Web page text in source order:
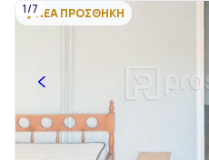
ΝΕΑ ΠΡΟΣΘΗΚΗ
1/7